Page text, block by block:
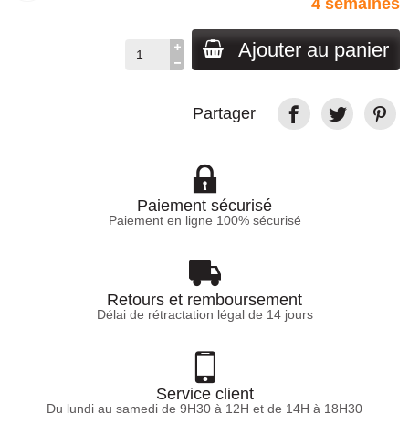
4 semaines
Ajouter au panier
Partager
Paiement sécurisé
Paiement en ligne 100% sécurisé
Retours et remboursement
Délai de rétractation légal de 14 jours
Service client
Du lundi au samedi de 9H30 à 12H et de 14H à 18H30